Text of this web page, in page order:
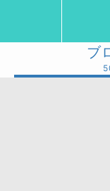
ブ